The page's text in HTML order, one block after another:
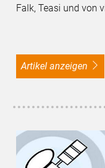
Falk, Teasi und von
Artikel anzeigen